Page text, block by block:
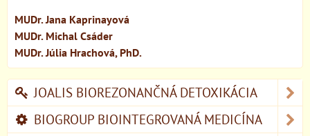
MUDr. Jana Kaprinayová
MUDr. Michal Csáder
MUDr. Júlia Hrachová, PhD.
JOALIS BIOREZONANČNÁ DETOXIKÁCIA
BIOGROUP BIOINTEGROVANÁ MEDICÍNA